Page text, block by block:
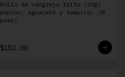
Rollo de cangrejo frito (30g)
pepino, aguacate y tampico. (8
pzas)
$182.00